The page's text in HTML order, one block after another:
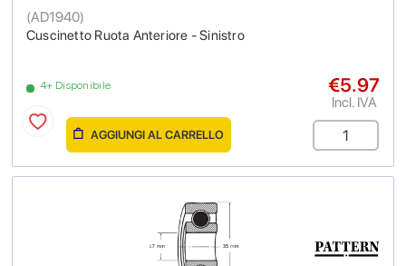
Cuscinetto Ruota Anteriore - Sinistro
(AD1940)
4+ Disponibile €5.97
Incl. IVA
AGGIUNGI AL CARRELLO